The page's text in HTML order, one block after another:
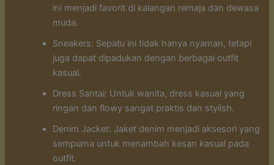
ini menjadi favorit di kalangan remaja dan dewasa
muda.
Sneakers: Sepatu ini tidak hanya nyaman, tetapi
juga dapat dipadukan dengan berbagai outfit
kasual.
Dress Santai: Untuk wanita, dress kasual yang
ringan dan flowy sangat praktis dan stylish.
Denim Jacket: Jaket denim menjadi aksesori yang
sempurna untuk menambah kesan kasual pada
outfit.